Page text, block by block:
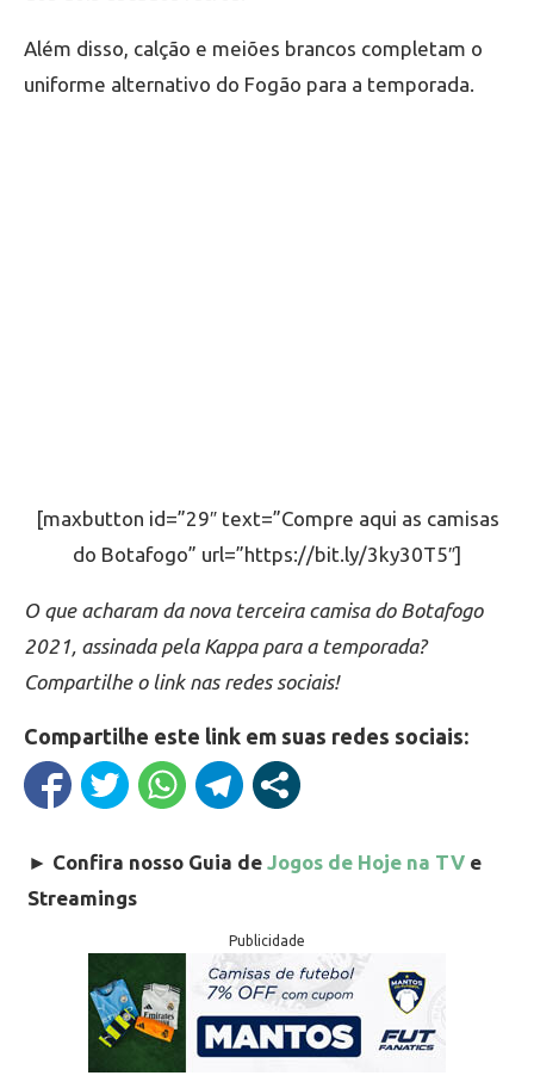
Além disso, calção e meiões brancos completam o
uniforme alternativo do Fogão para a temporada.
[maxbutton id=”29″ text=”Compre aqui as camisas
do Botafogo” url=”https://bit.ly/3ky30T5″]
O que acharam da nova terceira camisa do Botafogo
2021, assinada pela Kappa para a temporada?
Compartilhe o link nas redes sociais!
Compartilhe este link em suas redes sociais:
► Confira nosso Guia de Jogos de Hoje na TV e
Streamings
Publicidade